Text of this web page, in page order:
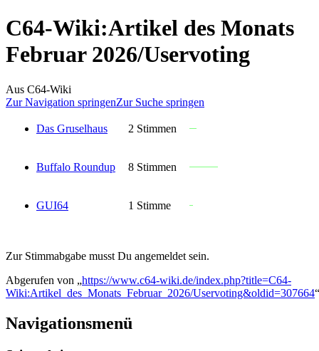
C64-Wiki:Artikel des Monats
Februar 2026/Uservoting
Aus C64-Wiki
Zur Navigation springenZur Suche springen
Das Gruselhaus 2 Stimmen
Buffalo Roundup 8 Stimmen
GUI64 1 Stimme
Zur Stimmabgabe musst Du angemeldet sein.
Abgerufen von „https://www.c64-wiki.de/index.php?title=C64-
Wiki:Artikel_des_Monats_Februar_2026/Uservoting&oldid=307664“
Navigationsmenü